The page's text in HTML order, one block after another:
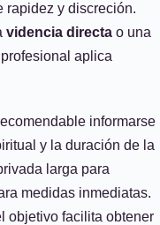
rapidez y discreción.
videncia directa o una
aplica
informarse
y la duración de la
larga para
medidas inmediatas.
objetivo facilita obtener